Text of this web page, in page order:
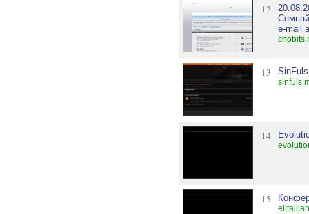
12
e-mail
13
14
15